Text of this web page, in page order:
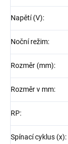
Napětí (V):
Noční režim:
Rozměr (mm):
Rozměr v mm:
RP:
Spínací cyklus (x):